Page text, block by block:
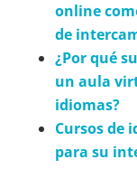
online
de
¿Por qué
un aula
idiomas?
Cursos de
para su